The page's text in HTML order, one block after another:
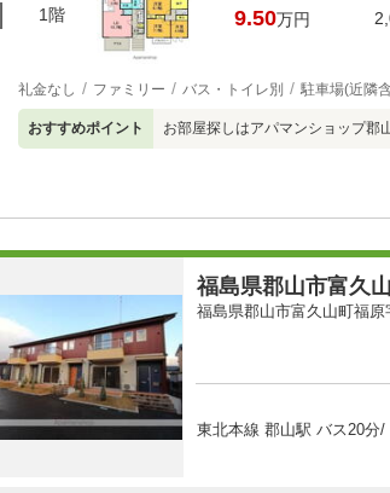
1階 9.50万円
礼金なし ファミリー バス・トイレ別 駐車場(近隣
おすすめポイント お部屋探しはアパマンショップ郡
福島県郡山市富久
福島県郡山市富久山町福原
東北本線 郡山駅 バス20分